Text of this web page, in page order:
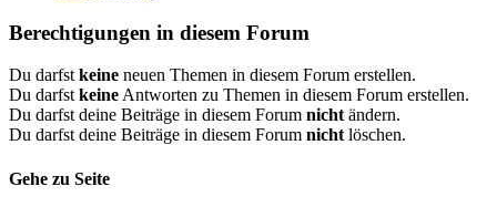
Berechtigungen in diesem Forum
Du darfst keine neuen Themen in diesem Forum erstellen.
Du darfst keine Antworten zu Themen in diesem Forum erstellen.
Du darfst deine Beiträge in diesem Forum nicht ändern.
Du darfst deine Beiträge in diesem Forum nicht löschen.
Gehe zu Seite